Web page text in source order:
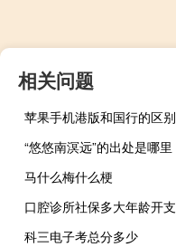
相关问题
“悠悠南溟远”的出处是哪里
马什么梅什么梗
口腔诊所社保多大年龄开支
科三电子考总分多少